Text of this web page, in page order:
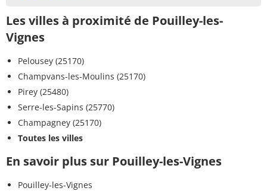
Les villes à proximité de Pouilley-les-
Vignes
Pelousey (25170)
Champvans-les-Moulins (25170)
Pirey (25480)
Serre-les-Sapins (25770)
Champagney (25170)
Toutes les villes
En savoir plus sur Pouilley-les-Vignes
Pouilley-les-Vignes